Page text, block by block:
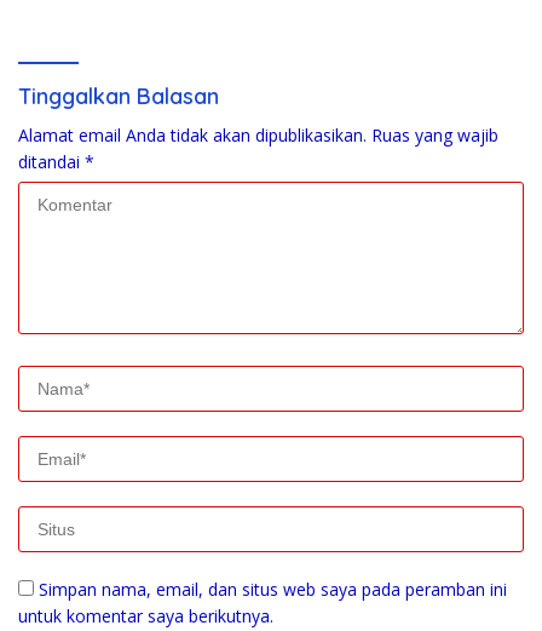
Tinggalkan Balasan
Alamat email Anda tidak akan dipublikasikan. Ruas yang wajib
ditandai *
Simpan nama, email, dan situs web saya pada peramban ini
untuk komentar saya berikutnya.